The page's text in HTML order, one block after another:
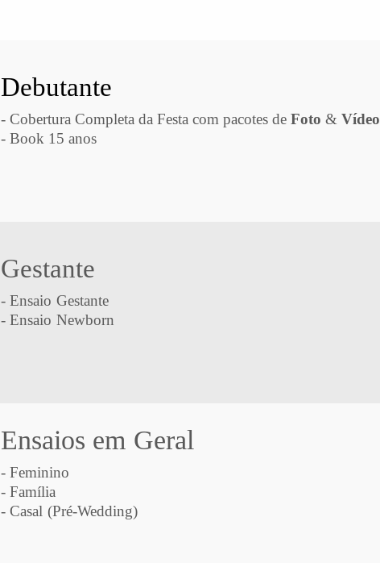
Debutante
- Cobertura Completa da Festa com pacotes de Foto & Vídeo
- Book 15 anos
Gestante
- Ensaio Gestante
- Ensaio Newborn
Ensaios em Geral
- Feminino
- Família
- Casal (Pré-Wedding)